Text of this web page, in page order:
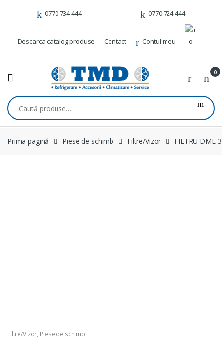
0770 734 444 0770 724 444
Descarca catalog produse Contact Contul meu
0
Caută după:
Prima pagină Piese de schimb Filtre/Vizor FILTRU DML
Filtre/Vizor, Piese de schimb